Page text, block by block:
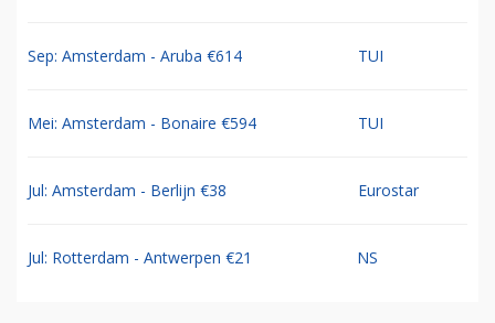
Sep: Amsterdam - Aruba €614 TUI
Mei: Amsterdam - Bonaire €594 TUI
Jul: Amsterdam - Berlijn €38 Eurostar
Jul: Rotterdam - Antwerpen €21 NS